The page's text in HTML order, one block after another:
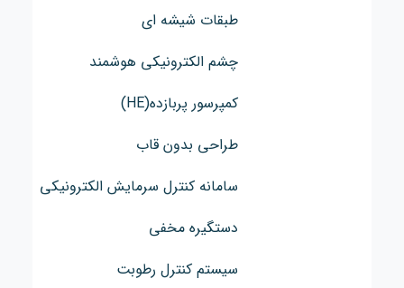
طبقات شیشه ای
چشم الكترونیكی هوشمند
کمپرسور پربازده(HE)
طراحی بدون قاب
سامانه کنترل سرمایش الکترونیکی
دستگیره مخفی
سیستم کنترل رطوبت